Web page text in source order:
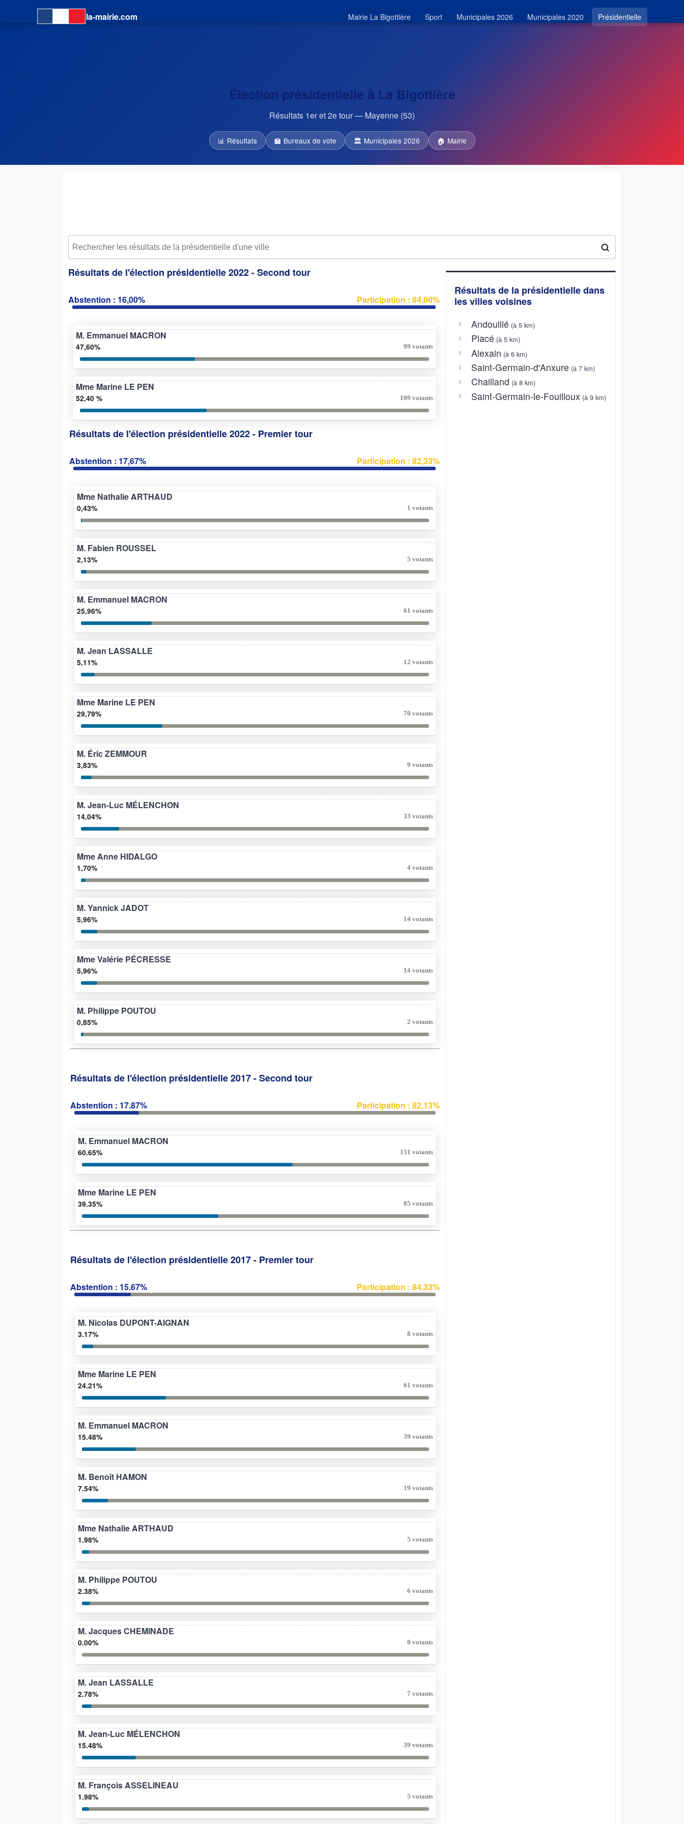
la-mairie.com Mairie La Bigottière Sport Municipales 2026 Municipales 2020 Présidentielle
Élection présidentielle à La Bigottière
Résultats 1er et 2e tour — Mayenne (53)
📊 Résultats 🏫 Bureaux de vote 🏛 Municipales 2026 🏠 Mairie
Résultats de l'élection présidentielle 2022 - Second tour
Abstention : 16,00% Participation : 84,00%
M. Emmanuel MACRON
47,60% 99 votants
Mme Marine LE PEN
52,40 % 109 votants
Résultats de l'élection présidentielle 2022 - Premier tour
Abstention : 17,67% Participation : 82,33%
Mme Nathalie ARTHAUD
0,43% 1 votants
M. Fabien ROUSSEL
2,13% 5 votants
M. Emmanuel MACRON
25,96% 61 votants
M. Jean LASSALLE
5,11% 12 votants
Mme Marine LE PEN
29,79% 70 votants
M. Éric ZEMMOUR
3,83% 9 votants
M. Jean-Luc MÉLENCHON
14,04% 33 votants
Mme Anne HIDALGO
1,70% 4 votants
M. Yannick JADOT
5,96% 14 votants
Mme Valérie PÉCRESSE
5,96% 14 votants
M. Philippe POUTOU
0,85% 2 votants
Résultats de l'élection présidentielle 2017 - Second tour
Abstention : 17.87% Participation : 82.13%
M. Emmanuel MACRON
60.65% 131 votants
Mme Marine LE PEN
39.35% 85 votants
Résultats de l'élection présidentielle 2017 - Premier tour
Abstention : 15.67% Participation : 84.33%
M. Nicolas DUPONT-AIGNAN
3.17% 8 votants
Mme Marine LE PEN
24.21% 61 votants
M. Emmanuel MACRON
15.48% 39 votants
M. Benoît HAMON
7.54% 19 votants
Mme Nathalie ARTHAUD
1.98% 5 votants
M. Philippe POUTOU
2.38% 6 votants
M. Jacques CHEMINADE
0.00% 0 votants
M. Jean LASSALLE
2.78% 7 votants
M. Jean-Luc MÉLENCHON
15.48% 39 votants
M. François ASSELINEAU
1.98% 5 votants
Résultats de la présidentielle dans
les villes voisines
Andouillé (à 5 km)
Placé (à 5 km)
Alexain (à 6 km)
Saint-Germain-d'Anxure (à 7 km)
Chailland (à 8 km)
Saint-Germain-le-Fouilloux (à 9 km)